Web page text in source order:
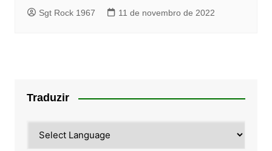
Sgt Rock 1967 11 de novembro de 2022
Traduzir